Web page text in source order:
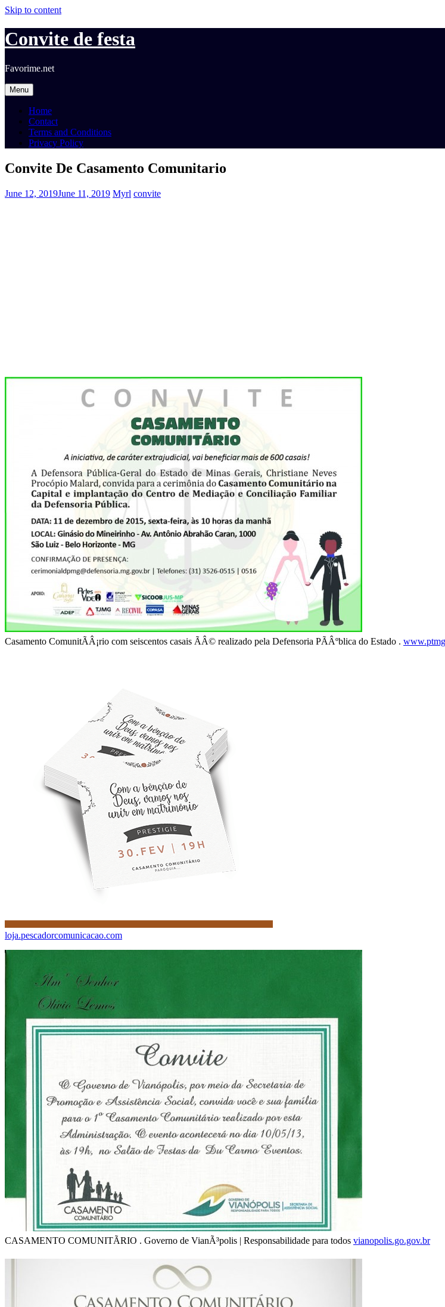
Skip to content
Convite de festa
Favorime.net
Menu
Home
Contact
Terms and Conditions
Privacy Policy
Convite De Casamento Comunitario
June 12, 2019June 11, 2019 Myrl convite
Casamento ComunitÃÂ¡rio com seiscentos casais ÃÂ© realizado pela Defensoria PÃÂºblica do Estado .
loja.pescadorcomunicacao.com
CASAMENTO COMUNITÃRIO . Governo de VianÃ³polis | Responsabilidade para todos vianopolis.go.gov.br